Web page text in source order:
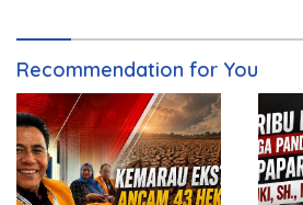
Recommendation for You